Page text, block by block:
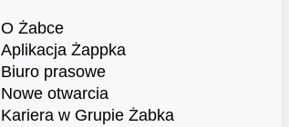
O Żabce
Aplikacja Żappka
Biuro prasowe
Nowe otwarcia
Kariera w Grupie Żabka